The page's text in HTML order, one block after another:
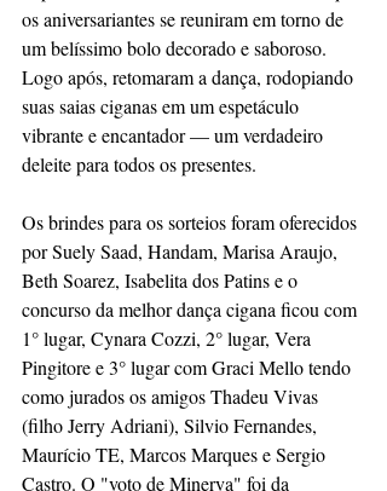
os aniversariantes se reuniram em torno de
um belíssimo bolo decorado e saboroso.
Logo após, retomaram a dança, rodopiando
suas saias ciganas em um espetáculo
vibrante e encantador — um verdadeiro
deleite para todos os presentes.
Os brindes para os sorteios foram oferecidos
por Suely Saad, Handam, Marisa Araujo,
Beth Soarez, Isabelita dos Patins e o
concurso da melhor dança cigana ficou com
1° lugar, Cynara Cozzi, 2° lugar, Vera
Pingitore e 3° lugar com Graci Mello tendo
como jurados os amigos Thadeu Vivas
(filho Jerry Adriani), Silvio Fernandes,
Maurício TE, Marcos Marques e Sergio
Castro. O "voto de Minerva" foi da